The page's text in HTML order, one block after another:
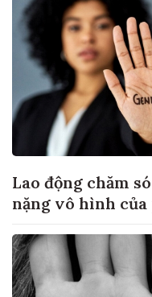
Lao động chăm
nặng vô hình của